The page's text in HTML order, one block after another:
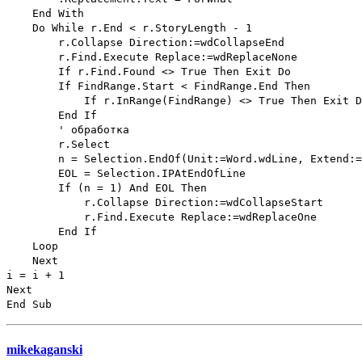
End With
Do While r.End < r.StoryLength - 1
r.Collapse Direction:=wdCollapseEnd
r.Find.Execute Replace:=wdReplaceNone
If r.Find.Found <> True Then Exit Do
If FindRange.Start < FindRange.End Then
If r.InRange(FindRange) <> True Then Exit
End If
' обработка
r.Select
n = Selection.EndOf(Unit:=Word.wdLine,
EOL = Selection.IPAtEndOfLine
If (n = 1) And EOL Then
r.Collapse Direction:=wdCollapseStart
r.Find.Execute Replace:=wdReplaceOne
End If
Loop
Next
i = i + 1
Next
End Sub
mikekaganski